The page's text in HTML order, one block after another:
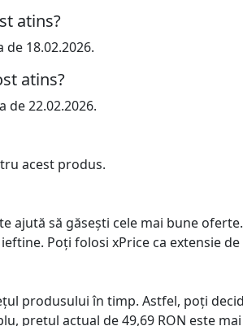
atins?
18.02.2026.
atins?
de 22.02.2026.
acest produs.
ajută să găsești cele mai bune
Poți folosi xPrice ca extensie
produsului în timp. Astfel, poți
prețul actual de 49,69 RON este